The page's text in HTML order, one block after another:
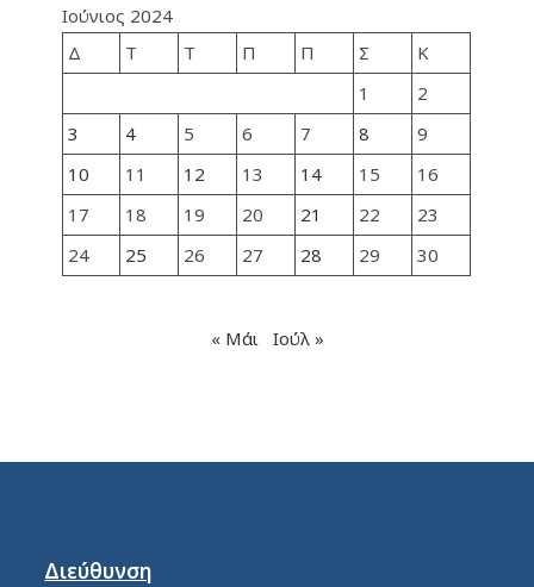
Ιούνιος 2024
Δ
Τ Τ Π Π Σ
Κ
1
2
3
4 5 6 7 8
9
10
11 12 13 14 15
16
17
18 19 20 21 22
23
24
25 26 27 28 29 30
« Μάι Ιούλ »
Διεύθυνση